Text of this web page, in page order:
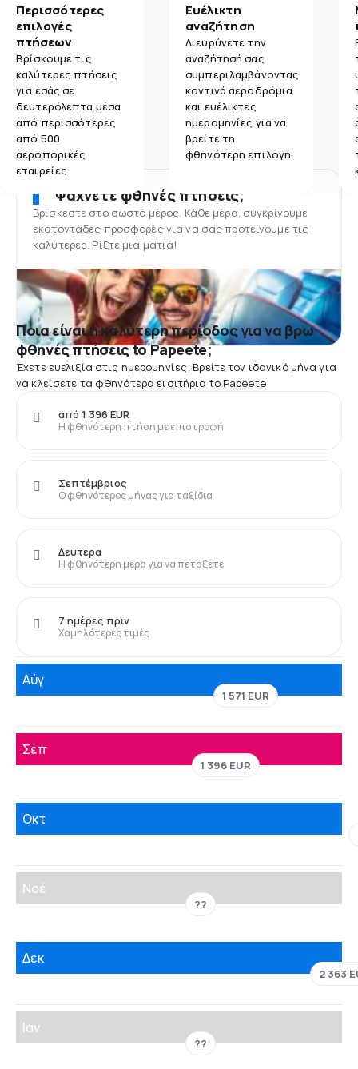
Περισσότερες
επιλογές
πτήσεων
Βρίσκουμε τις
καλύτερες πτήσεις
για εσάς σε
δευτερόλεπτα μέσα
από περισσότερες
από 500
αεροπορικές
εταιρείες.
Ευέλικτη
αναζήτηση
Διευρύνετε την
αναζήτησή σας
συμπεριλαμβάνοντας
κοντινά αεροδρόμια
και ευέλικτες
ημερομηνίες για να
βρείτε τη
φθηνότερη επιλογή.
Ψάχνετε φθηνές πτήσεις;
Βρίσκεστε στο σωστό μέρος. Κάθε μέρα, συγκρίνουμε
εκατοντάδες προσφορές για να σας προτείνουμε τις
καλύτερες. Ρίξτε μια ματιά!
Ποια είναι η καλύτερη περίοδος για να βρω
φθηνές πτήσεις to Papeete;
Έχετε ευελιξία στις ημερομηνίες; Βρείτε τον ιδανικό μήνα για
να κλείσετε τα φθηνότερα εισιτήρια to Papeete
Η φθηνότερη πτήση με επιστροφή
από 1 396 EUR
Ο φθηνότερος μήνας για ταξίδια
Σεπτέμβριος
Η φθηνότερη μέρα για να πετάξετε
Δευτέρα
Χαμηλότερες τιμές
7 ημέρες πριν
Αύγ
1 571 EUR
Σεπ
1 396 EUR
Οκτ
Νοέ
??
Δεκ
2 363
Ιαν
??